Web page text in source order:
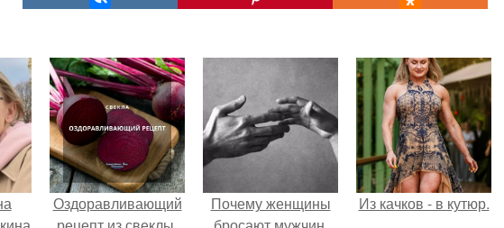
Оздоравливающий
Почему женщины
Из качков - в кутюр.